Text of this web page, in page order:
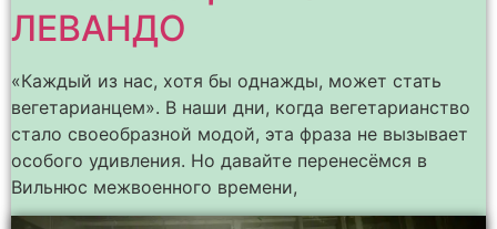
ЛЕВАНДО
«Каждый из нас, хотя бы однажды, может стать
вегетарианцем». В наши дни, когда вегетарианство
стало своеобразной модой, эта фраза не вызывает
особого удивления. Но давайте перенесёмся в
Вильнюс межвоенного времени,